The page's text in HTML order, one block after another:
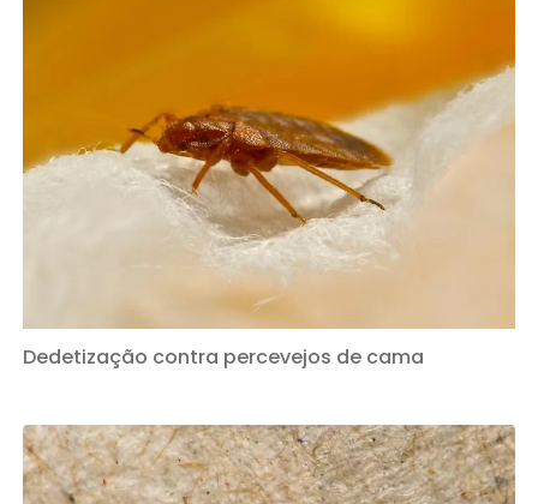
Dedetização contra percevejos de cama